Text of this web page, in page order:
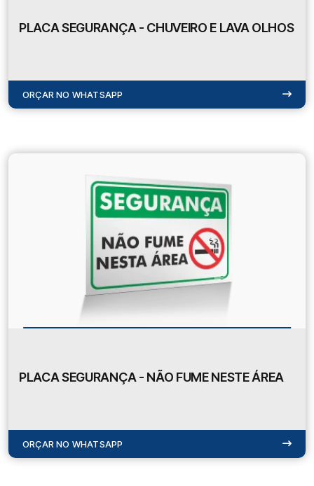
PLACA SEGURANÇA - CHUVEIRO E LAVA OLHOS
ORÇAR NO WHATSAPP
PLACA SEGURANÇA - NÃO FUME NESTE ÁREA
ORÇAR NO WHATSAPP